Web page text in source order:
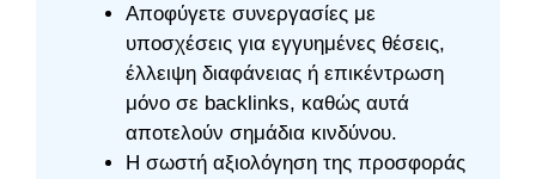
Αποφύγετε συνεργασίες με
υποσχέσεις για εγγυημένες θέσεις,
έλλειψη διαφάνειας ή επικέντρωση
μόνο σε backlinks, καθώς αυτά
αποτελούν σημάδια κινδύνου.
Η σωστή αξιολόγηση της προσφοράς